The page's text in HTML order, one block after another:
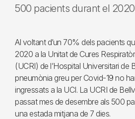
500 pacients durant el
Al voltant d’un 70% dels pacients
2020 a la Unitat de Cures
(UCRI) de l’Hospital Universitari de
pneumònia greu per Covid-19 no
ingressats a la UCI. La UCRI de
passat mes de desembre als 500
una estada mitjana de 7 dies.